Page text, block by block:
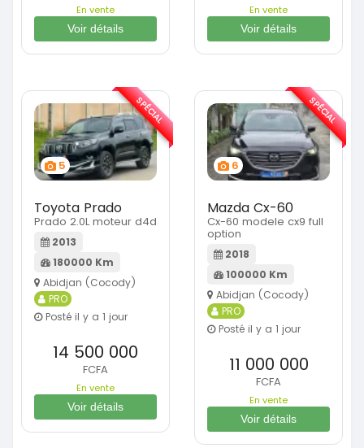
En vente
Voir détails
En vente
Voir détails
5
Toyota Prado
Prado 2.0L moteur d4d
2013
180000 Km
Abidjan (Cocody)
PRO
Posté il y a 1 jour
14 500 000
FCFA
En vente
Voir détails
SPÉCIAL
6
Mazda Cx-60
Cx-60 modele cx9 full
option
2018
100000 Km
Abidjan (Cocody)
PRO
Posté il y a 1 jour
11 000 000
FCFA
En vente
Voir détails
SPÉCIAL